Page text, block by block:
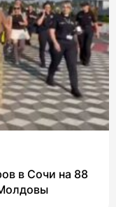
в Сочи на 88